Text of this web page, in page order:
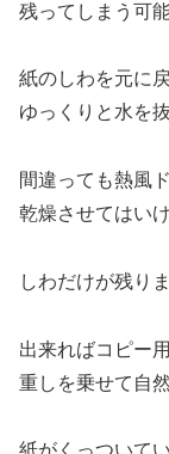
残ってしまう可
紙のしわを元に
ゆっくりと水を
間違っても熱風
乾燥させてはい
しわだけが残り
出来ればコピー
重しを乗せて自